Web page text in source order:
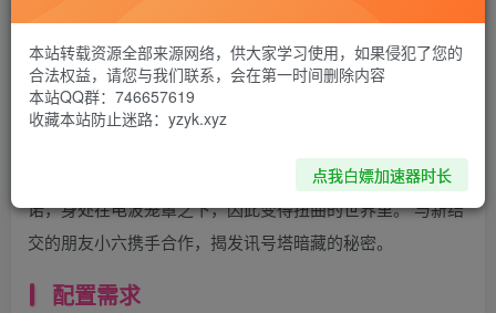
游戏介绍
在《小小梦魇2》的悬疑冒险旅途中，您将化身为小男孩摩
诺，身处在电波笼罩之下，因此变得扭曲的世界里。 与新结
交的朋友小六携手合作，揭发讯号塔暗藏的秘密。
配置需求
本站转载资源全部来源网络，供大家学习使用，如果侵犯了您的
合法权益，请您与我们联系，会在第一时间删除内容
本站QQ群：746657619
收藏本站防止迷路：yzyk.xyz
点我白嫖加速器时长